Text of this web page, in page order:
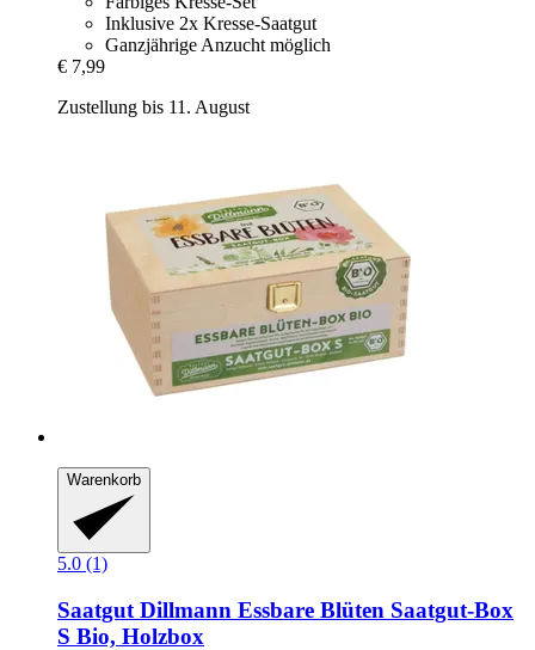
Inklusive 2x Kresse-Saatgut
Ganzjährige Anzucht möglich
€ 7,99
Zustellung bis 11. August
Warenkorb
5.0 (1)
Saatgut Dillmann Essbare Blüten Saatgut-​Box
S Bio, Holzbox